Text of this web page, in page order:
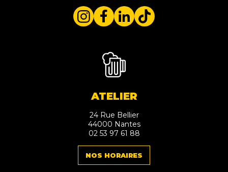
ATELIER
24 Rue Bellier
44000 Nantes
02 53 97 61 88
NOS HORAIRES